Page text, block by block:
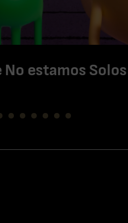
DC y Warner
0